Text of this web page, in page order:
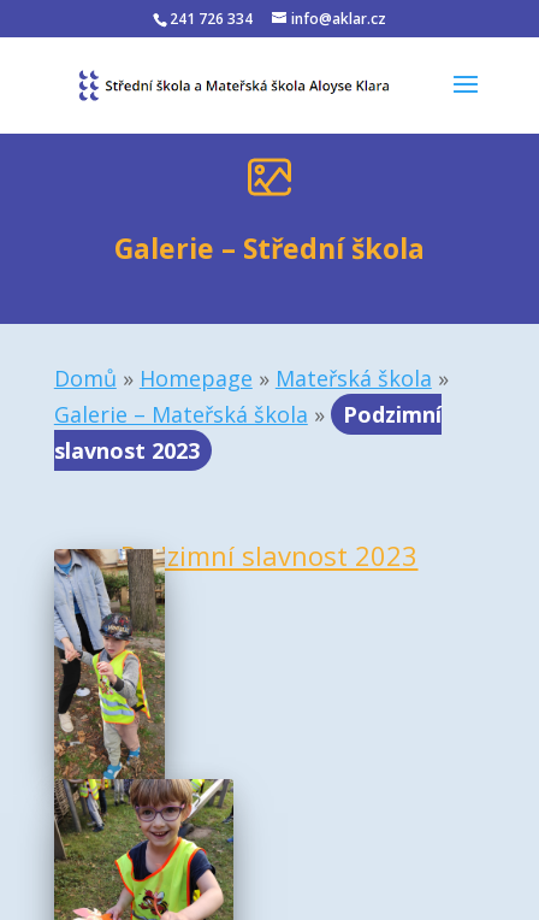
241 726 334 info@aklar.cz
Galerie – Střední škola
Domů » Homepage » Mateřská škola »
Galerie – Mateřská škola »
Podzimní
slavnost 2023
Podzimní slavnost 2023